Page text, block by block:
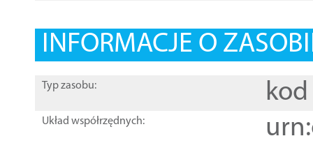
INFORMACJE O
Typ zasobu: kod
Układ współrzędnych: